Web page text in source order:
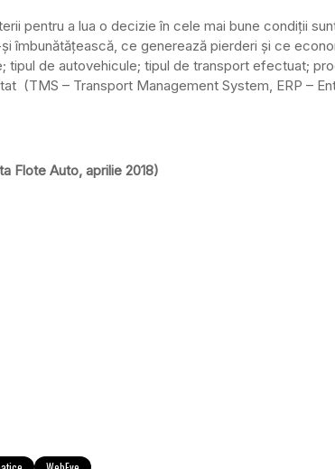
pentru a lua o decizie în cele mai bune condiţii
îmbunătăţească, ce generează pierderi şi ce
tipul de autovehicule; tipul de transport efectuat;
(TMS – Transport Management System, ERP –
Flote Auto, aprilie 2018)